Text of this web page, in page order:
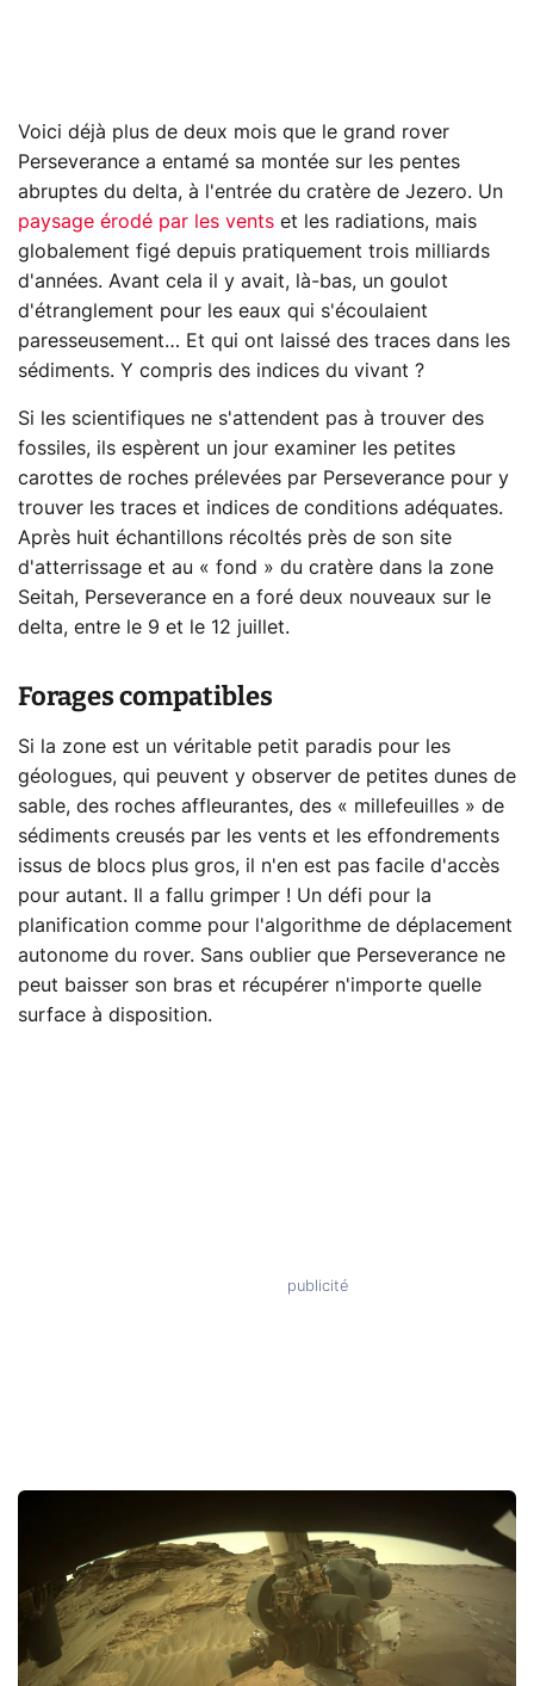
Voici déjà plus de deux mois que le grand rover
Perseverance a entamé sa montée sur les pentes
abruptes du delta, à l'entrée du cratère de Jezero. Un
paysage érodé par les vents et les radiations, mais
globalement figé depuis pratiquement trois milliards
d'années. Avant cela il y avait, là-bas, un goulot
d'étranglement pour les eaux qui s'écoulaient
paresseusement… Et qui ont laissé des traces dans les
sédiments. Y compris des indices du vivant ?
Si les scientifiques ne s'attendent pas à trouver des
fossiles, ils espèrent un jour examiner les petites
carottes de roches prélevées par Perseverance pour y
trouver les traces et indices de conditions adéquates.
Après huit échantillons récoltés près de son site
d'atterrissage et au « fond » du cratère dans la zone
Seitah, Perseverance en a foré deux nouveaux sur le
delta, entre le 9 et le 12 juillet.
Forages compatibles
Si la zone est un véritable petit paradis pour les
géologues, qui peuvent y observer de petites dunes de
sable, des roches affleurantes, des « millefeuilles » de
sédiments creusés par les vents et les effondrements
issus de blocs plus gros, il n'en est pas facile d'accès
pour autant. Il a fallu grimper ! Un défi pour la
planification comme pour l'algorithme de déplacement
autonome du rover. Sans oublier que Perseverance ne
peut baisser son bras et récupérer n'importe quelle
surface à disposition.